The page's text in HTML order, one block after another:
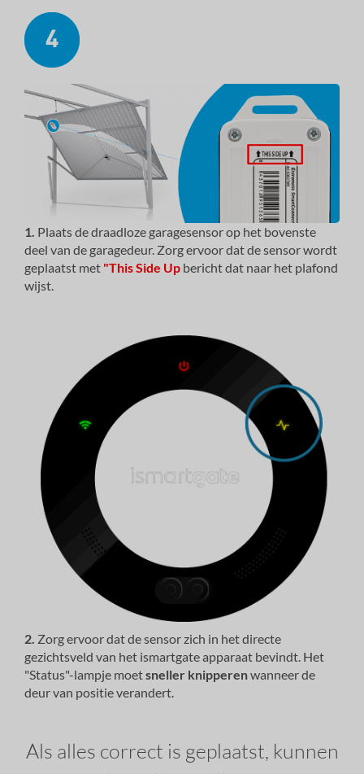
1. Plaats de draadloze garagesensor op het bovenste
deel van de garagedeur. Zorg ervoor dat de sensor wordt
geplaatst met "This Side Up bericht dat naar het plafond
wijst.
2. Zorg ervoor dat de sensor zich in het directe
gezichtsveld van het ismartgate apparaat bevindt. Het
"Status"-lampje moetsneller knipperenwanneer de
deur van positie verandert.
Als alles correct is geplaatst, kunnen